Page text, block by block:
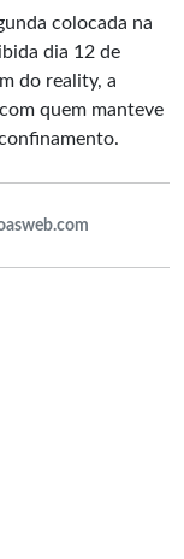
colocada na
dia 12 de
do reality, a
quem manteve